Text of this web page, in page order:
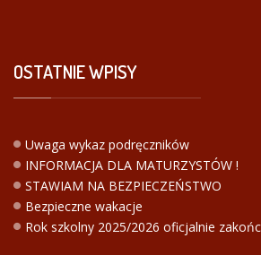
OSTATNIEWPISY
Uwaga wykaz podręczników
INFORMACJA DLA MATURZYSTÓW !
STAWIAM NA BEZPIECZEŃSTWO
Bezpieczne wakacje
Rok szkolny 2025/2026 oficjalnie